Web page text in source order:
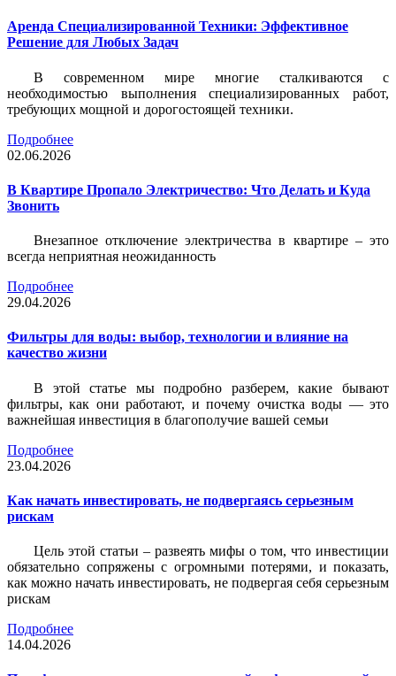
Аренда Специализированной Техники: Эффективное
Решение для Любых Задач
В современном мире многие сталкиваются с
необходимостью выполнения специализированных работ,
требующих мощной и дорогостоящей техники.
Подробнее
02.06.2026
В Квартире Пропало Электричество: Что Делать и Куда
Звонить
Внезапное отключение электричества в квартире – это
всегда неприятная неожиданность
Подробнее
29.04.2026
Фильтры для воды: выбор, технологии и влияние на
качество жизни
В этой статье мы подробно разберем, какие бывают
фильтры, как они работают, и почему очистка воды — это
важнейшая инвестиция в благополучие вашей семьи
Подробнее
23.04.2026
Как начать инвестировать, не подвергаясь серьезным
рискам
Цель этой статьи – развеять мифы о том, что инвестиции
обязательно сопряжены с огромными потерями, и показать,
как можно начать инвестировать, не подвергая себя серьезным
рискам
Подробнее
14.04.2026